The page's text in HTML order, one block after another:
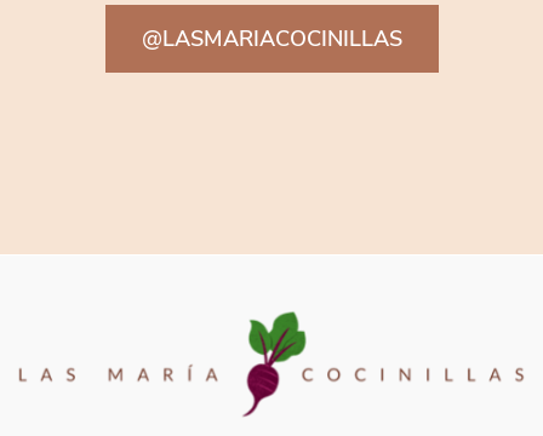
@LASMARIACOCINILLAS